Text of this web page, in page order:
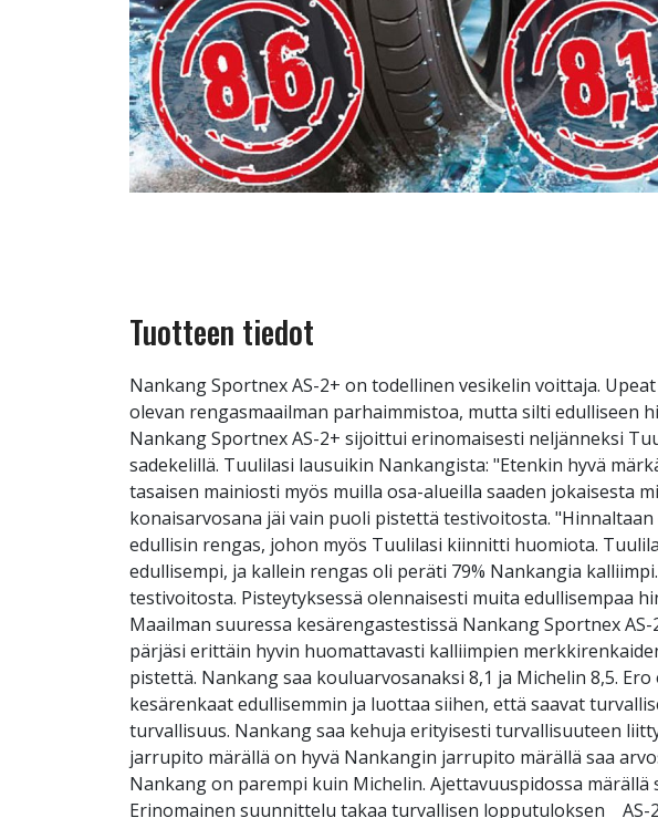
Tuotteen tiedot
Nankang Sportnex AS-2+ on todellinen vesikelin voittaja.
olevan rengasmaailman parhaimmistoa, mutta silti edulliseen
Nankang Sportnex AS-2+ sijoittui erinomaisesti neljänneksi
sadekelillä. Tuulilasi lausuikin Nankangista: "Etenkin hyvä
tasaisen mainiosti myös muilla osa-alueilla saaden jokaisesta
konaisarvosana jäi vain puoli pistettä testivoitosta.
edullisin rengas, johon myös Tuulilasi kiinnitti huomiota.
edullisempi, ja kallein rengas oli peräti 79% Nankangia
testivoitosta. Pisteytyksessä olennaisesti muita edullisempaa
Maailman suuressa kesärengastestissä Nankang Sportnex
pärjäsi erittäin hyvin huomattavasti kalliimpien
pistettä. Nankang saa kouluarvosanaksi 8,1 ja Michelin 8,5.
kesärenkaat edullisemmin ja luottaa siihen, että saavat
turvallisuus. Nankang saa kehuja erityisesti turvallisuuteen
jarrupito märällä on hyvä Nankangin jarrupito märällä saa
Nankang on parempi kuin Michelin. Ajettavuuspidossa
Erinomainen suunnittelu takaa turvallisen lopputuloksen AS-